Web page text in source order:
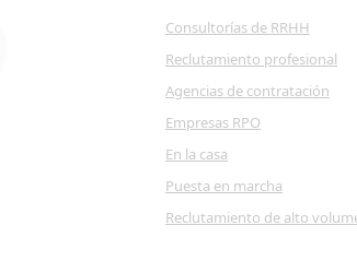
Consultorías de RRHH
Reclutamiento profesional
Agencias de contratación
Empresas RPO
En la casa
Puesta en marcha
Reclutamiento de alto